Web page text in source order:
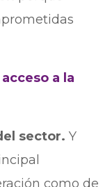
a la
sector. Y
como de